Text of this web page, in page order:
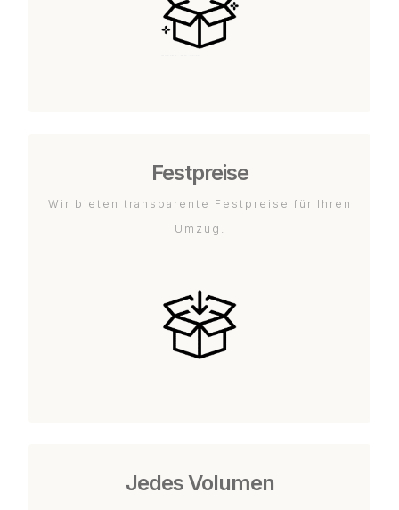
Festpreise
Wir bieten transparente Festpreise für Ihren
Umzug.
Jedes Volumen